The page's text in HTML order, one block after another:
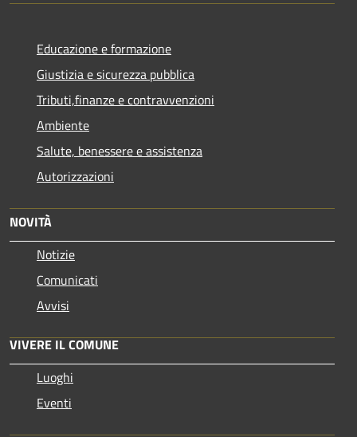
Educazione e formazione
Giustizia e sicurezza pubblica
Tributi,finanze e contravvenzioni
Ambiente
Salute, benessere e assistenza
Autorizzazioni
NOVITÀ
Notizie
Comunicati
Avvisi
VIVERE IL COMUNE
Luoghi
Eventi